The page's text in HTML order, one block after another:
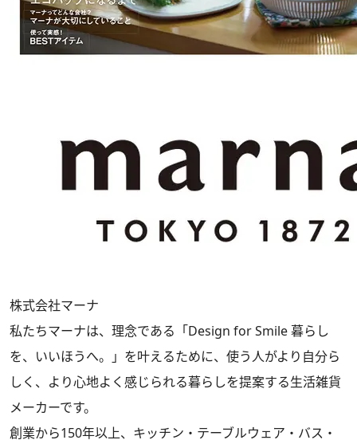
株式会社マーナ
私たちマーナは、理念である「Design for Smile 暮らし
を、いいほうへ。」を叶えるために、使う人がより自分ら
しく、より心地よく感じられる暮らしを提案する生活雑貨
メーカーです。
創業から150年以上、キッチン・テーブルウェア・バス・